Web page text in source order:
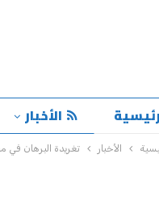
الأخبار
الأخبار تغريدة البرهان